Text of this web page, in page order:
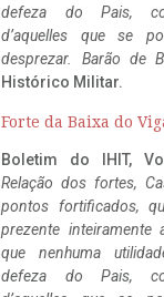
defeza do Pais,
d’aquelles que se
desprezar. Barão de
Histórico Militar.
Forte da Baixa do
Boletim do IHIT,
Relação dos fortes,
pontos fortificados,
prezente inteiramente
que nenhuma
defeza do Pais,